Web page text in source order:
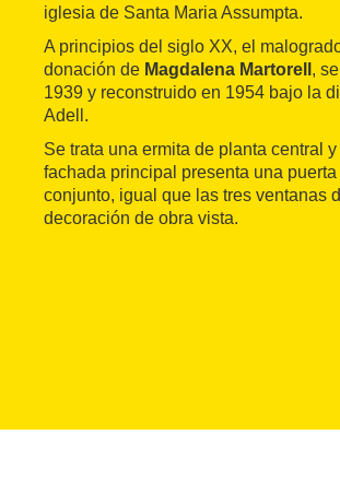
iglesia de Santa Maria Assumpta.
A principios del siglo XX, el
donación de Magdalena Martorell ,
1939 y reconstruido en 1954 bajo la
Adell.
Se trata una ermita de planta central
fachada principal presenta una
conjunto, igual que las tres ventanas
decoración de obra vista.